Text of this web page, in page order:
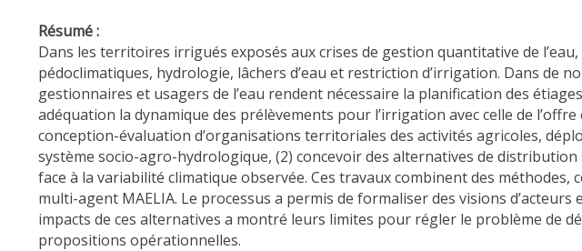
Résumé :
Dans les territoires irrigués exposés aux crises de gestion quantitative de
pédoclimatiques, hydrologie, lâchers d’eau et restriction d’irrigation. Dans de
gestionnaires et usagers de l’eau rendent nécessaire la planification des
adéquation la dynamique des prélèvements pour l’irrigation avec celle de
conception-évaluation d’organisations territoriales des activités agricoles,
système socio-agro-hydrologique, (2) concevoir des alternatives de
face à la variabilité climatique observée. Ces travaux combinent des
multi-agent MAELIA. Le processus a permis de formaliser des visions
impacts de ces alternatives a montré leurs limites pour régler le problème de
propositions opérationnelles.